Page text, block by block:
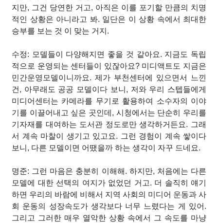
지만, 그건 당연한 거고, 아직은 이를 포기할 만큼의 치명
적인 상황은 아니라고 봐. 일단은 이 상황 속에서 최대한
승부를 보는 것 이 맞는 거지.
수정: 모델들이 다양해지면 좋을 것 같아요. 지금도 독립
적으로 운영되는 센터들이 있잖아요? 미디액트도 지금은
민간운영모델이니까요. 제가 부천센터에 있으면서 느낀
건, 아무래도 공공 모델이다 보니, 저와 우리 스텝들에게
미디어센터는 카메라를 무기로 활용하여 소수자의 이야
기를 이끌어내고 싶은 곳인데, 시청에서는 단순히 우리를
기자재를 대여하는 도서관 정도로만 생각하거든요. 그래
서 계속 마찰이 생기고 있고요. 그런 경험이 계속 쌓이다
보니, 다른 모델이면 어땠을까 하는 생각이 자꾸 드네요.
명준: 그런 마음은 충분히 이해해. 하지만, 처음에는 다른
모델에 대한 선택의 여지가 없었던 거고. 더 솔직히 얘기
하면 우리의 바람에 비해서 지역 사회의 미디어 운동과 사
회 운동의 성장속도가 생각보다 너무 느렸다는 게 있어.
그리고 그러한 매우 열악한 상황 속에서 그 속도를 마냥